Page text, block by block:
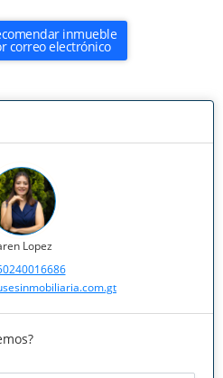
inmueble
correo electrónico
Lopez